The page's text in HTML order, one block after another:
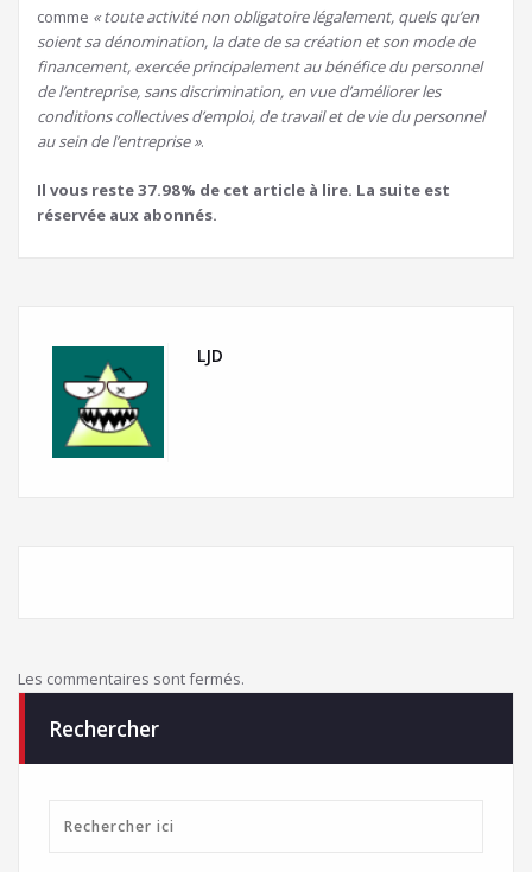
comme « toute activité non obligatoire légalement, quels qu’en
soient sa dénomination, la date de sa création et son mode de
financement, exercée principalement au bénéfice du personnel
de l’entreprise, sans discrimination, en vue d’améliorer les
conditions collectives d’emploi, de travail et de vie du personnel
au sein de l’entreprise ».
Il vous reste 37.98% de cet article à lire. La suite est
réservée aux abonnés.
LJD
Les commentaires sont fermés.
Rechercher